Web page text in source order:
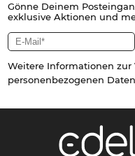
Gönne Deinem
exklusive Aktionen und
Weitere Informationen zur
personenbezogenen